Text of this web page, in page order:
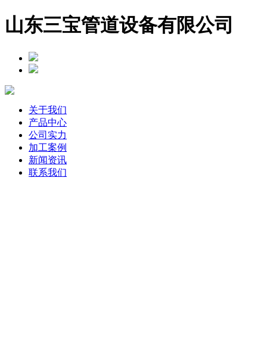
山东三宝管道设备有限公司
关于我们
产品中心
公司实力
加工案例
新闻资讯
联系我们